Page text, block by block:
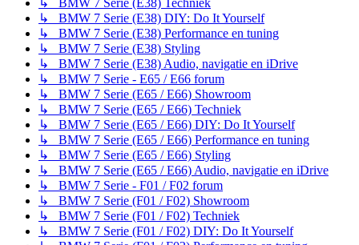
↳ BMW 7 Serie (E38) DIY: Do It Yourself
↳ BMW 7 Serie (E38) Performance en tuning
↳ BMW 7 Serie (E38) Styling
↳ BMW 7 Serie (E38) Audio, navigatie en iDrive
↳ BMW 7 Serie - E65 / E66 forum
↳ BMW 7 Serie (E65 / E66) Showroom
↳ BMW 7 Serie (E65 / E66) Techniek
↳ BMW 7 Serie (E65 / E66) DIY: Do It Yourself
↳ BMW 7 Serie (E65 / E66) Performance en tuning
↳ BMW 7 Serie (E65 / E66) Styling
↳ BMW 7 Serie (E65 / E66) Audio, navigatie en iDrive
↳ BMW 7 Serie - F01 / F02 forum
↳ BMW 7 Serie (F01 / F02) Showroom
↳ BMW 7 Serie (F01 / F02) Techniek
↳ BMW 7 Serie (F01 / F02) DIY: Do It Yourself